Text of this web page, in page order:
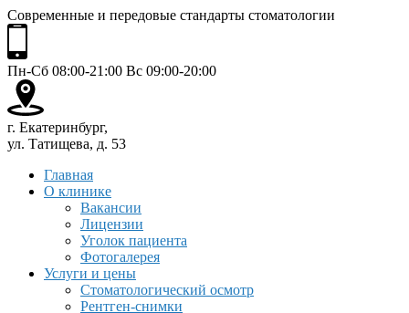
Современные и передовые стандарты стоматологии
Пн-Сб 08:00-21:00 Вс 09:00-20:00
г. Екатеринбург,
ул. Татищева, д. 53
Главная
О клинике
Вакансии
Лицензии
Уголок пациента
Фотогалерея
Услуги и цены
Стоматологический осмотр
Рентген-снимки